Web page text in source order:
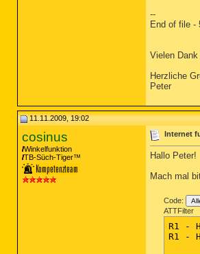
--
End of file -
Vielen
Herzliche
Peter
11.11.2009, 19:02
cosinus
Winkelfunktion
TB-Süch-Tiger™
Internet
Hallo Peter!
Mach mal
Code:
ATTFilter
R1 -
R1 -